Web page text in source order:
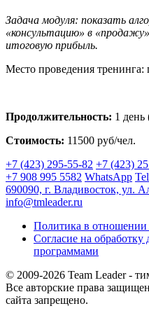
Задача модуля: показать
«консультацию» в
итоговую прибыль.
Место проведения тренинга:
Продолжительность: 1 день
Стоимость: 11500 руб/чел.
+7 (423) 295-55-82 +7 (423)
+7 908 995 5582 WhatsApp
690090, г. Владивосток, ул.
info@tmleader.ru
Политика в
Согласие на
программами
© 2009-2026 Team Leader -
Все авторские права
сайта запрещено.